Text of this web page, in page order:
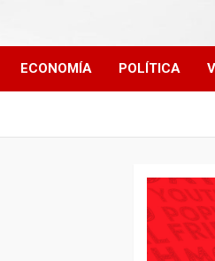
ECONOMÍA POLÍTICA